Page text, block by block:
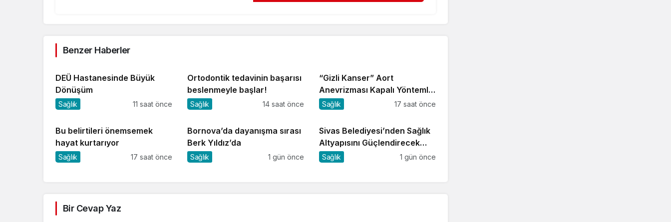
Benzer Haberler
DEÜ Hastanesinde Büyük
Dönüşüm
Sağlık 11 saat önce
Ortodontik tedavinin başarısı
beslenmeyle başlar!
Sağlık 14 saat önce
“Gizli Kanser” Aort
Anevrizması Kapalı Yöntemle
Tedavi Edildi
Sağlık 17 saat önce
Bu belirtileri önemsemek
hayat kurtarıyor
Sağlık 17 saat önce
Bornova’da dayanışma sırası
Berk Yıldız’da
Sağlık 1 gün önce
Sivas Belediyesi’nden Sağlık
Altyapısını Güçlendirecek
Yatırım
Sağlık 1 gün önce
Bir Cevap Yaz